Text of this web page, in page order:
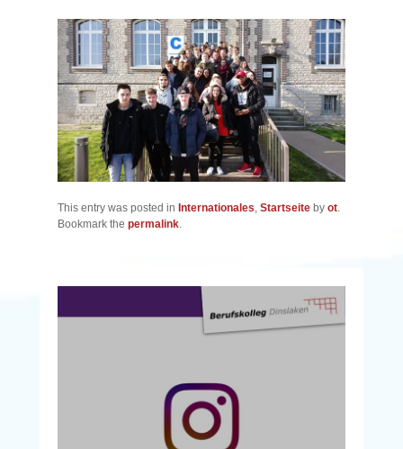
This entry was posted in Internationales Startseite by ot
Bookmark the permalink